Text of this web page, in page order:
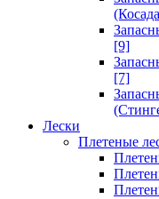
[9]
[7]
Лески
Плетеные